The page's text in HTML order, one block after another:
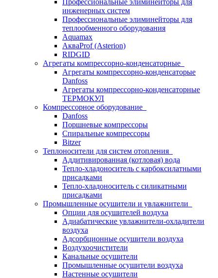
Профессиональные элиминейторы для
инженерных систем
Профессиональные элиминейторы для
теплообменного оборудования
Aquamax
АкваProf (Asterion)
RIDGID
Агрегаты компрессорно-конденсаторные
Агрегаты компрессорно-конденсаторые
Danfoss
Агрегаты компрессорно-конденсаторные
ТЕРМОКУЛ
Компрессорное оборудование
Danfoss
Поршневые компрессоры
Спиральные компрессоры
Bitzer
Теплоносители для систем отопления
Аддитивированная (котловая) вода
Тепло-хладоноситель с карбоксилатными
присадками
Тепло-хладоноситель с силикатными
присадками
Промышленные осушители и увлажнители
Опции для осушителей воздуха
Адиабатические увлажнители-охладители
воздуха
Адсорбционные осушители воздуха
Воздухоочистители
Канальные осушители
Промышленные осушители воздуха
Настенные осушители